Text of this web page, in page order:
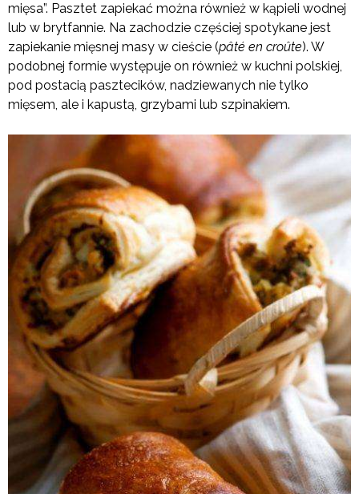
mięsa”. Pasztet zapiekać można również w kąpieli wodnej
lub w brytfannie. Na zachodzie częściej spotykane jest
zapiekanie mięsnej masy w cieście (pâté en croûte). W
podobnej formie występuje on również w kuchni polskiej,
pod postacią pasztecików, nadziewanych nie tylko
mięsem, ale i kapustą, grzybami lub szpinakiem.